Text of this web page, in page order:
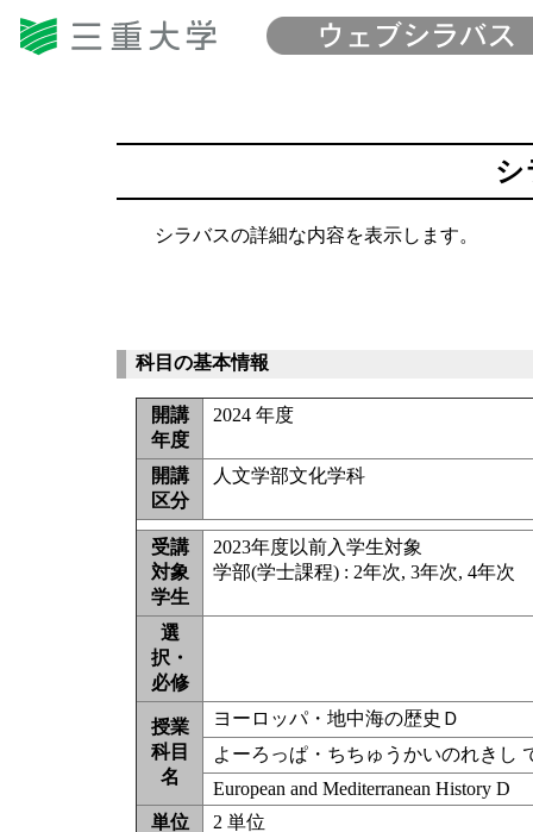
シ
シラバスの詳細な内容を表示します。
科目の基本情報
開講
年度
2024 年度
開講
区分
人文学部文化学科
受講
対象
学生
2023年度以前入学生対象
学部(学士課程) : 2年次, 3年次, 4年次
選
択・
必修
授業
科目
名
ヨーロッパ・地中海の歴史Ｄ
よーろっぱ・ちちゅうかいのれきし
European and Mediterranean History D
単位
2 単位